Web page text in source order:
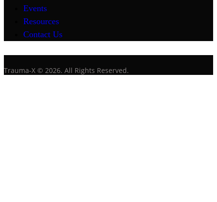
Events
Resources
Contact Us
Trauma-X © 2026. All Rights Reserved.